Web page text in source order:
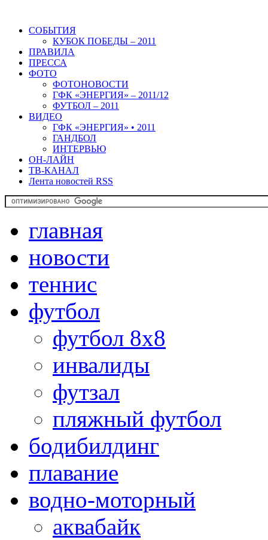
СОБЫТИЯ
КУБОК ПОБЕДЫ – 2011
ПРАВИЛА
ПРЕССА
ФОТО
ФОТОНОВОСТИ
ГФК «ЭНЕРГИЯ» – 2011/12
ФУТБОЛ – 2011
ВИДЕО
ГФК «ЭНЕРГИЯ» • 2011
ГАНДБОЛ
ИНТЕРВЬЮ
ОН-ЛАЙН
ТВ-КАНАЛ
Лента новостей RSS
главная
новости
теннис
футбол
футбол 8х8
инвалиды
футзал
пляжный футбол
бодибилдинг
плавание
водно-моторный
аквабайк